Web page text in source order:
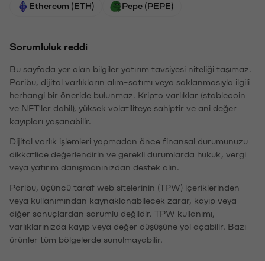
Ethereum (ETH) Pepe (PEPE)
Sorumluluk reddi
Bu sayfada yer alan bilgiler yatırım tavsiyesi niteliği taşımaz.
Paribu, dijital varlıkların alım-satımı veya saklanmasıyla ilgili
herhangi bir öneride bulunmaz. Kripto varlıklar (stablecoin
ve NFT'ler dahil), yüksek volatiliteye sahiptir ve ani değer
kayıpları yaşanabilir.
Dijital varlık işlemleri yapmadan önce finansal durumunuzu
dikkatlice değerlendirin ve gerekli durumlarda hukuk, vergi
veya yatırım danışmanınızdan destek alın.
Paribu, üçüncü taraf web sitelerinin (TPW) içeriklerinden
veya kullanımından kaynaklanabilecek zarar, kayıp veya
diğer sonuçlardan sorumlu değildir. TPW kullanımı,
varlıklarınızda kayıp veya değer düşüşüne yol açabilir. Bazı
ürünler tüm bölgelerde sunulmayabilir.